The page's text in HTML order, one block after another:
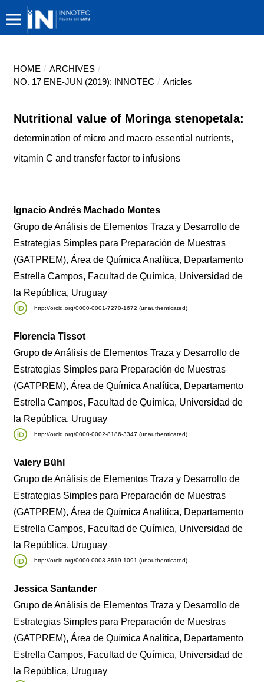
HOME / ARCHIVES /
NO. 17 ENE-JUN (2019): INNOTEC / Articles
Nutritional value of Moringa stenopetala:
determination of micro and macro essential nutrients,
vitamin C and transfer factor to infusions
Ignacio Andrés Machado Montes
Grupo de Análisis de Elementos Traza y Desarrollo de
Estrategias Simples para Preparación de Muestras
(GATPREM), Área de Química Analítica, Departamento
Estrella Campos, Facultad de Química, Universidad de
la República, Uruguay
http://orcid.org/0000-0001-7270-1672 (unauthenticated)
Florencia Tissot
Grupo de Análisis de Elementos Traza y Desarrollo de
Estrategias Simples para Preparación de Muestras
(GATPREM), Área de Química Analítica, Departamento
Estrella Campos, Facultad de Química, Universidad de
la República, Uruguay
http://orcid.org/0000-0002-8186-3347 (unauthenticated)
Valery Bühl
Grupo de Análisis de Elementos Traza y Desarrollo de
Estrategias Simples para Preparación de Muestras
(GATPREM), Área de Química Analítica, Departamento
Estrella Campos, Facultad de Química, Universidad de
la República, Uruguay
http://orcid.org/0000-0003-3619-1091 (unauthenticated)
Jessica Santander
Grupo de Análisis de Elementos Traza y Desarrollo de
Estrategias Simples para Preparación de Muestras
(GATPREM), Área de Química Analítica, Departamento
Estrella Campos, Facultad de Química, Universidad de
la República, Uruguay